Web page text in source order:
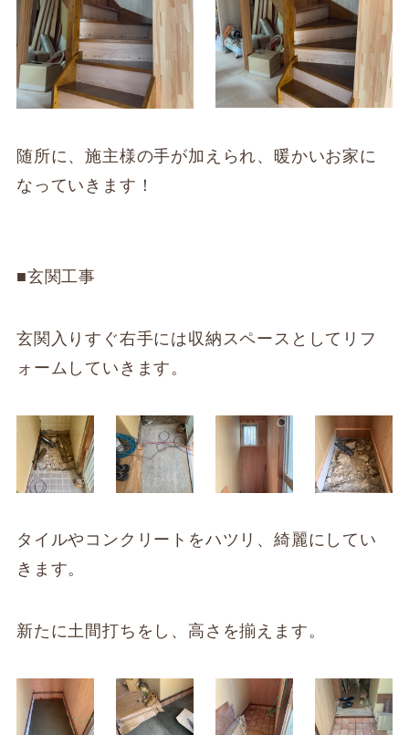
随所に、施主様の手が加えられ、暖かいお家に
なっていきます！
■玄関工事
玄関入りすぐ右手には収納スペースとしてリフ
ォームしていきます。
タイルやコンクリートをハツリ、綺麗にしてい
きます。
新たに土間打ちをし、高さを揃えます。